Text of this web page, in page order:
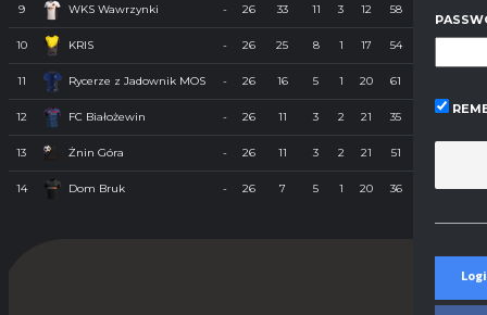
9 WKS Wawrzynki - 26 33 11 3 12 58
10 KRIS - 26 25 8 1 17 54
11 Rycerze z Jadownik MOS - 26 16 5 1 20 61
12 FC Białożewin - 26 11 3 2 21 35 130 -95
13 Żnin Góra - 26 11 3 2 21 51
14 Dom Bruk - 26 7 5 1 20 36 124 -88